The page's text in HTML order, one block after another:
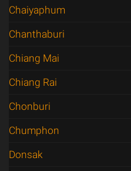
Chaiyaphum
Chanthaburi
Chiang Mai
Chiang Rai
Chonburi
Chumphon
Donsak